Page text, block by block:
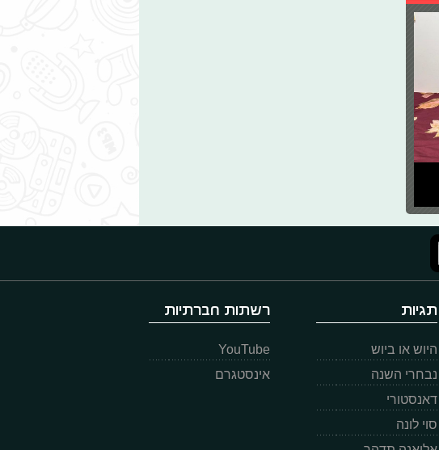
תגיות
היוש או ביוש
נבחרי השנה
דאנסטורי
סוי לונה
רשתות חברתיות
YouTube
אינסטגרם